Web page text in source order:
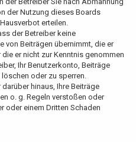
der Nutzung dieses Boards
erteilen.
der Betreiber keine
von Beiträgen übernimmt, die er
er nicht zur Kenntnis genommen
Ihr Benutzerkonto, Beiträge
oder zu sperren.
hinaus, Ihre Beiträge
o. g. Regeln verstoßen oder
oder einem Dritten Schaden